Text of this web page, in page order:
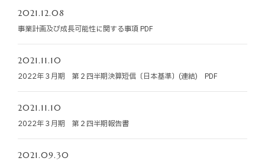
お役立ちコラム
採用情報
お問い合わせ
2021.12.08
事業計画及び成長可能性に関する事項 PDF
2021.11.10
2022年３月期 第２四半期決算短信〔日本基準〕(連結) PDF
2021.11.10
2022年３月期 第２四半期報告書
2021.09.30